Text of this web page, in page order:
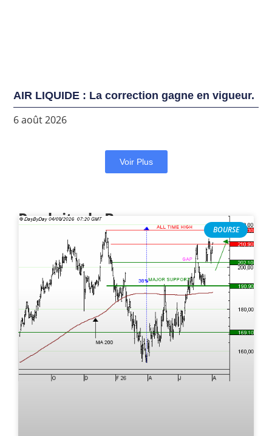
AIR LIQUIDE : La correction gagne en vigueur.
6 août 2026
Voir Plus
Produits de Bourse
BOURSE